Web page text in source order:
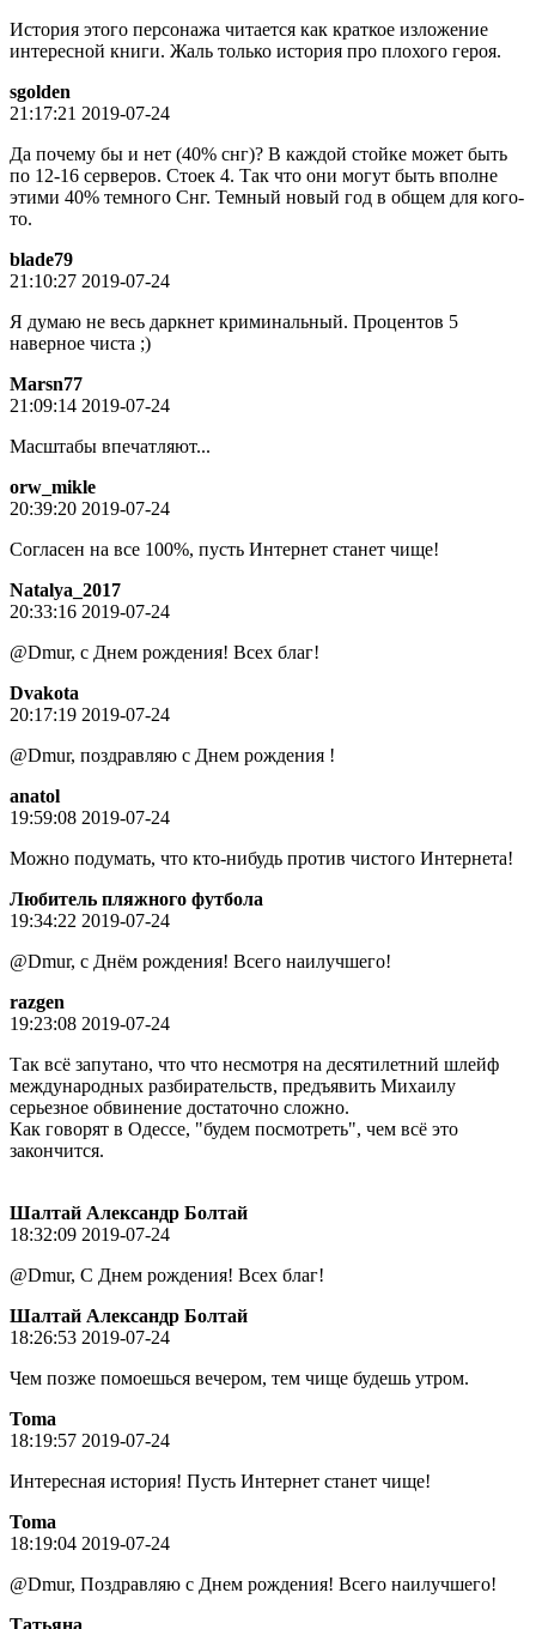
История этого персонажа читается как краткое изложение
интересной книги. Жаль только история про плохого героя.
sgolden
21:17:21 2019-07-24
Да почему бы и нет (40% снг)? В каждой стойке может быть
по 12-16 серверов. Стоек 4. Так что они могут быть вполне
этими 40% темного Снг. Темный новый год в общем для кого-
то.
blade79
21:10:27 2019-07-24
Я думаю не весь даркнет криминальный. Процентов 5
наверное чиста ;)
Marsn77
21:09:14 2019-07-24
Масштабы впечатляют...
orw_mikle
20:39:20 2019-07-24
Согласен на все 100%, пусть Интернет станет чище!
Natalya_2017
20:33:16 2019-07-24
@Dmur, с Днем рождения! Всех благ!
Dvakota
20:17:19 2019-07-24
@Dmur, поздравляю с Днем рождения !
anatol
19:59:08 2019-07-24
Можно подумать, что кто-нибудь против чистого Интернета!
Любитель пляжного футбола
19:34:22 2019-07-24
@Dmur, с Днём рождения! Всего наилучшего!
razgen
19:23:08 2019-07-24
Так всё запутано, что что несмотря на десятилетний шлейф
международных разбирательств, предъявить Михаилу
серьезное обвинение достаточно сложно.
Как говорят в Одессе, "будем посмотреть", чем всё это
закончится.
Шалтай Александр Болтай
18:32:09 2019-07-24
@Dmur, С Днем рождения! Всех благ!
Шалтай Александр Болтай
18:26:53 2019-07-24
Чем позже помоешься вечером, тем чище будешь утром.
Toma
18:19:57 2019-07-24
Интересная история! Пусть Интернет станет чище!
Toma
18:19:04 2019-07-24
@Dmur, Поздравляю с Днем рождения! Всего наилучшего!
Татьяна